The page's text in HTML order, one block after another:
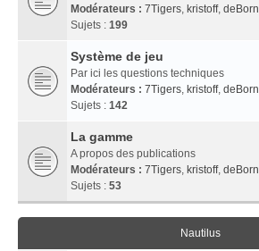
Modérateurs : 7Tigers, kristoff, deBorn
Sujets : 199
Système de jeu
Par ici les questions techniques
Modérateurs : 7Tigers, kristoff, deBorn
Sujets : 142
La gamme
A propos des publications
Modérateurs : 7Tigers, kristoff, deBorn
Sujets : 53
Nautilus